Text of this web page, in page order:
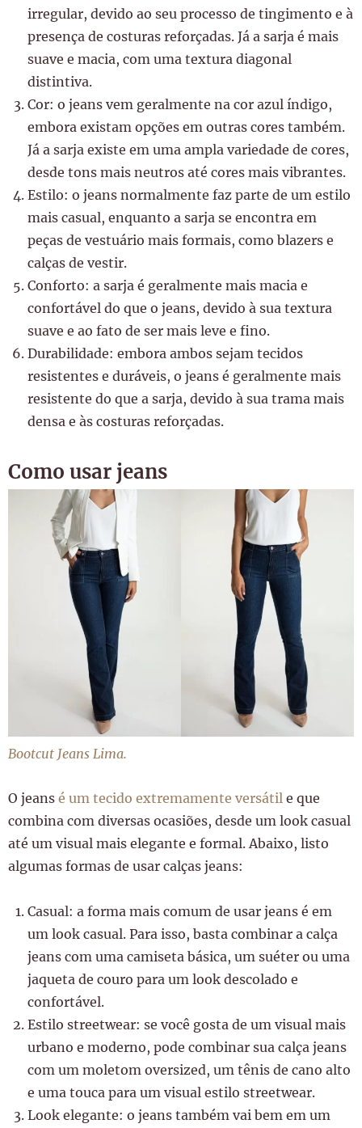
irregular, devido ao seu processo de tingimento e à
presença de costuras reforçadas. Já a sarja é mais
suave e macia, com uma textura diagonal
distintiva.
Cor: o jeans vem geralmente na cor azul índigo,
embora existam opções em outras cores também.
Já a sarja existe em uma ampla variedade de cores,
desde tons mais neutros até cores mais vibrantes.
Estilo: o jeans normalmente faz parte de um estilo
mais casual, enquanto a sarja se encontra em
peças de vestuário mais formais, como blazers e
calças de vestir.
Conforto: a sarja é geralmente mais macia e
confortável do que o jeans, devido à sua textura
suave e ao fato de ser mais leve e fino.
Durabilidade: embora ambos sejam tecidos
resistentes e duráveis, o jeans é geralmente mais
resistente do que a sarja, devido à sua trama mais
densa e às costuras reforçadas.
Como usar jeans
Bootcut Jeans Lima.
O jeans é um tecido extremamente versátil e que
combina com diversas ocasiões, desde um look casual
até um visual mais elegante e formal. Abaixo, listo
algumas formas de usar calças jeans:
Casual: a forma mais comum de usar jeans é em
um look casual. Para isso, basta combinar a calça
jeans com uma camiseta básica, um suéter ou uma
jaqueta de couro para um look descolado e
confortável.
Estilo streetwear: se você gosta de um visual mais
urbano e moderno, pode combinar sua calça jeans
com um moletom oversized, um tênis de cano alto
e uma touca para um visual estilo streetwear.
Look elegante: o jeans também vai bem em um